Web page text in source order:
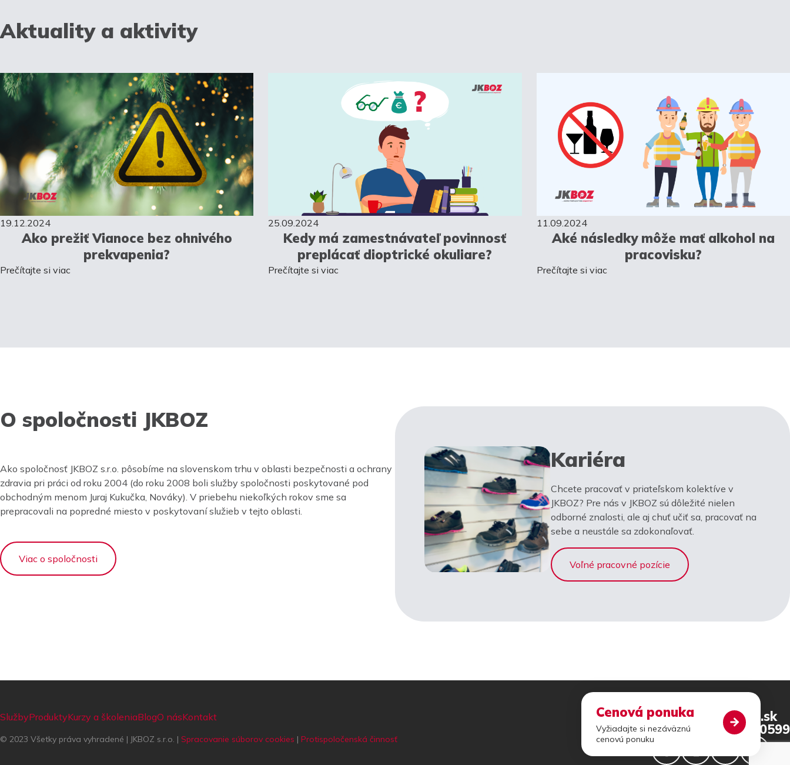
Cenová ponuka
Vyžiadajte si nezáväznú
cenovú ponuku
Aktuality a aktivity
19.12.2024
Ako prežiť Vianoce bez ohnivého
prekvapenia?
Prečítajte si viac
25.09.2024
Kedy má zamestnávateľ povinnosť
preplácať dioptrické okuliare?
Prečítajte si viac
11.09.2024
Aké následky môže mať alkohol na
pracovisku?
Prečítajte si viac
O spoločnosti JKBOZ
Ako spoločnosť JKBOZ s.r.o. pôsobíme na slovenskom trhu v oblasti bezpečnosti a ochrany
zdravia pri práci od roku 2004 (do roku 2008 boli služby spoločnosti poskytované pod
obchodným menom Juraj Kukučka, Nováky). V priebehu niekoľkých rokov sme sa
prepracovali na popredné miesto v poskytovaní služieb v tejto oblasti.
Viac o spoločnosti
Kariéra
Chcete pracovať v priateľskom kolektíve v
JKBOZ? Pre nás v JKBOZ sú dôležité nielen
odborné znalosti, ale aj chuť učiť sa, pracovať na
sebe a neustále sa zdokonaľovať.
Voľné pracovné pozície
SlužbyProduktyKurzy a školeniaBlogO násKontakt
© 2023 Všetky práva vyhradené | JKBOZ s.r.o. | Spracovanie súborov cookies | Protispoločenská činnosť
jkboz@jkboz.sk
+421 46 540 0599